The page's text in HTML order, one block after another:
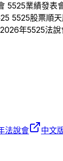
5525業績發表
5525股票順天
2026年5525法說
法說會 中文